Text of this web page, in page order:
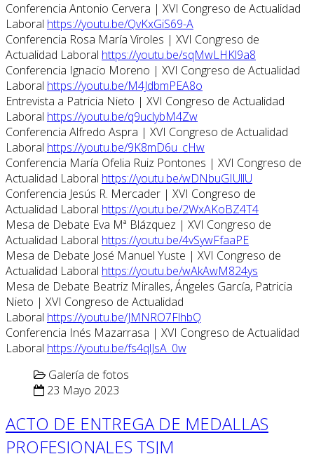
Conferencia Antonio Cervera | XVI Congreso de Actualidad
Laboral https://youtu.be/QvKxGiS69-A
Conferencia Rosa María Viroles | XVI Congreso de
Actualidad Laboral https://youtu.be/sqMwLHKl9a8
Conferencia Ignacio Moreno | XVI Congreso de Actualidad
Laboral https://youtu.be/M4JdbmPEA8o
Entrevista a Patricia Nieto | XVI Congreso de Actualidad
Laboral https://youtu.be/q9uclybM4Zw
Conferencia Alfredo Aspra | XVI Congreso de Actualidad
Laboral https://youtu.be/9K8mD6u_cHw
Conferencia María Ofelia Ruiz Pontones | XVI Congreso de
Actualidad Laboral https://youtu.be/wDNbuGIUllU
Conferencia Jesús R. Mercader | XVI Congreso de
Actualidad Laboral https://youtu.be/2WxAKoBZ4T4
Mesa de Debate Eva Mª Blázquez | XVI Congreso de
Actualidad Laboral https://youtu.be/4vSywFfaaPE
Mesa de Debate José Manuel Yuste | XVI Congreso de
Actualidad Laboral https://youtu.be/wAkAwM824ys
Mesa de Debate Beatriz Miralles, Ángeles García, Patricia
Nieto | XVI Congreso de Actualidad
Laboral https://youtu.be/JMNRO7FlhbQ
Conferencia Inés Mazarrasa | XVI Congreso de Actualidad
Laboral https://youtu.be/fs4qlJsA_0w
Galería de fotos
23 Mayo 2023
ACTO DE ENTREGA DE MEDALLAS
PROFESIONALES TSJM